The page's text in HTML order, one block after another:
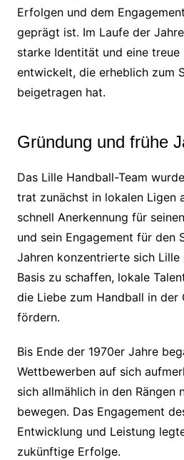
Erfolgen und dem
geprägt ist. Im Laufe der
starke Identität und eine treue
entwickelt, die erheblich zum
beigetragen hat.
Gründung und frühe
Das Lille Handball-Team
trat zunächst in lokalen Ligen
schnell Anerkennung für
und sein Engagement für den
Jahren konzentrierte sich Lille
Basis zu schaffen, lokale
die Liebe zum Handball in der
fördern.
Bis Ende der 1970er Jahre
Wettbewerben auf sich
sich allmählich in den Rängen
bewegen. Das Engagement
Entwicklung und Leistung
zukünftige Erfolge.